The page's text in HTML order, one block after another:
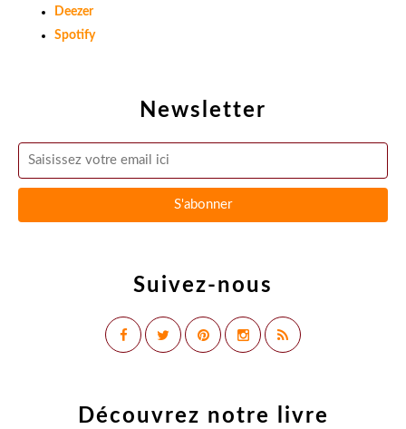
Newsletter
Suivez-nous
Deezer
Spotify
Découvrez notre livre